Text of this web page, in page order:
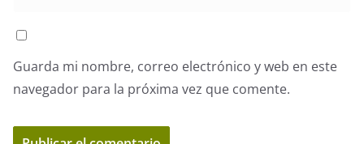
Guarda mi nombre, correo electrónico y web en este
navegador para la próxima vez que comente.